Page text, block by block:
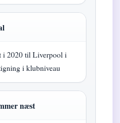
i 2020 til Liverpool i
i klubniveau
næst